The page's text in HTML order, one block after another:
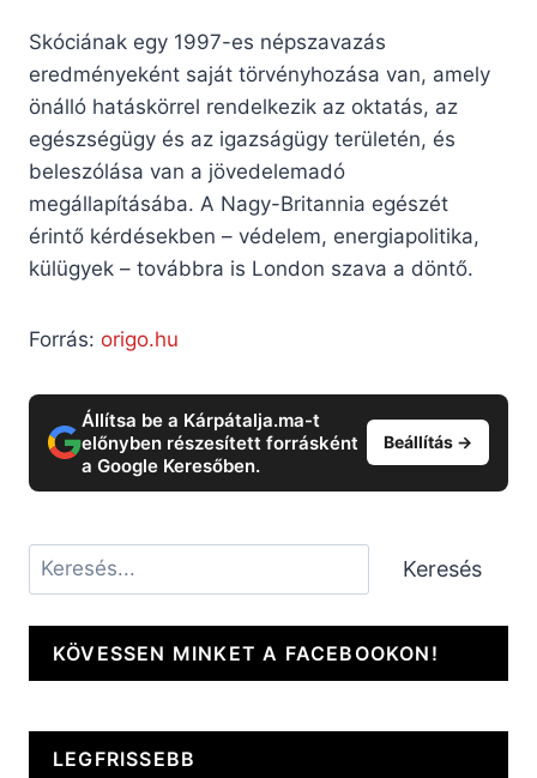
Skóciának egy 1997-es népszavazás
eredményeként saját törvényhozása van, amely
önálló hatáskörrel rendelkezik az oktatás, az
egészségügy és az igazságügy területén, és
beleszólása van a jövedelemadó
megállapításába. A Nagy-Britannia egészét
érintő kérdésekben – védelem, energiapolitika,
külügyek – továbbra is London szava a döntő.
Forrás: origo.hu
Állítsa be a Kárpátalja.ma-t
előnyben részesített forrásként
a Google Keresőben.
Beállítás →
Keresés Keresés
KÖVESSEN MINKET A FACEBOOKON!
LEGFRISSEBB